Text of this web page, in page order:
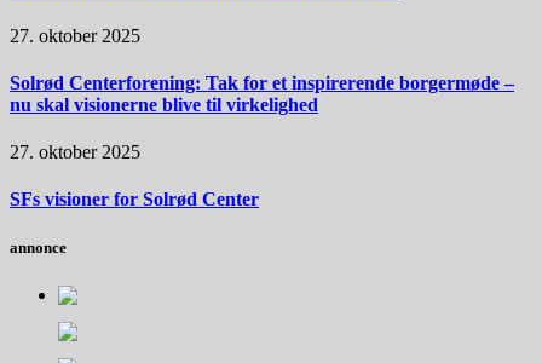
27. oktober 2025
Solrød Centerforening: Tak for et inspirerende borgermøde –
nu skal visionerne blive til virkelighed
27. oktober 2025
SFs visioner for Solrød Center
annonce